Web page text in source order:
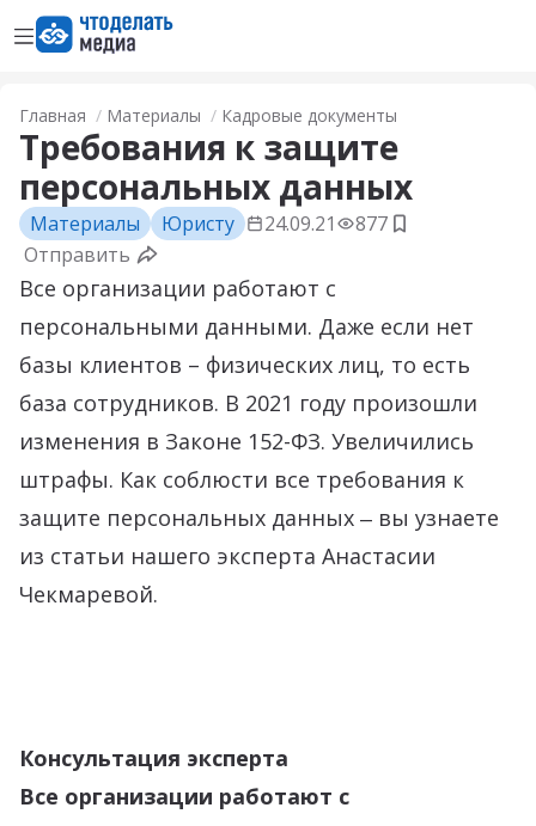
Открыть менюПерейти на главную страницу
Главная Материалы Кадровые документы
Требования к защите
персональных данных
Материалы Юристу 24.09.21 877 Добавить в
Отправить
Все организации работают с
персональными данными. Даже если нет
базы клиентов – физических лиц, то есть
база сотрудников. В 2021 году произошли
изменения в Законе 152-ФЗ. Увеличились
штрафы. Как соблюсти все требования к
защите персональных данных ‒ вы узнаете
из статьи нашего эксперта Анастасии
Чекмаревой.
Консультация эксперта
Все организации работают с